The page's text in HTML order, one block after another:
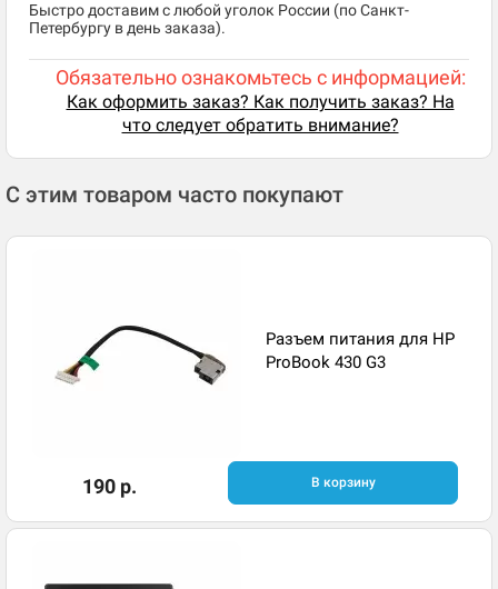
Быстро доставим с любой уголок России (по Санкт-
Петербургу в день заказа).
Обязательно ознакомьтесь с информацией:
Как оформить заказ? Как получить заказ? На
что следует обратить внимание?
С этим товаром часто покупают
Разъем питания для HP
ProBook 430 G3
190 р. В корзину